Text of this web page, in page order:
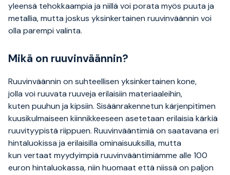
yleensä tehokkaampia ja niillä voi porata myös puuta ja
metallia, mutta joskus yksinkertainen ruuvinväännin voi
olla parempi valinta.
Mikä on ruuvinväännin?
Ruuvinväännin on suhteellisen yksinkertainen kone,
jolla voi ruuvata ruuveja erilaisiin materiaaleihin,
kuten puuhun ja kipsiin. Sisäänrakennetun kärjenpitimen
kuusikulmaiseen kiinnikkeeseen asetetaan erilaisia ​​kärkiä
ruuvityypistä riippuen. Ruuvinvääntimiä on saatavana eri
hintaluokissa ja erilaisilla ominaisuuksilla, mutta
kun vertaat myydyimpiä ruuvinvääntimiämme alle 100
euron hintaluokassa, niin huomaat että niissä on paljon